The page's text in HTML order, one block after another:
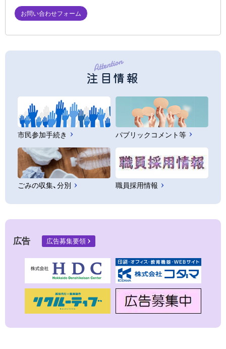
お問い合わせフォーム
注目情報
市民参加手続き パブリックコメント等
ごみの収集、分別 職員採用情報
広告 広告募集要領